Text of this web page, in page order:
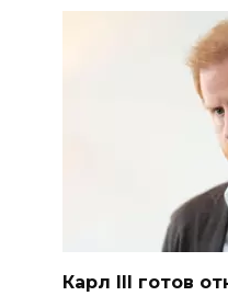
Карл III готов